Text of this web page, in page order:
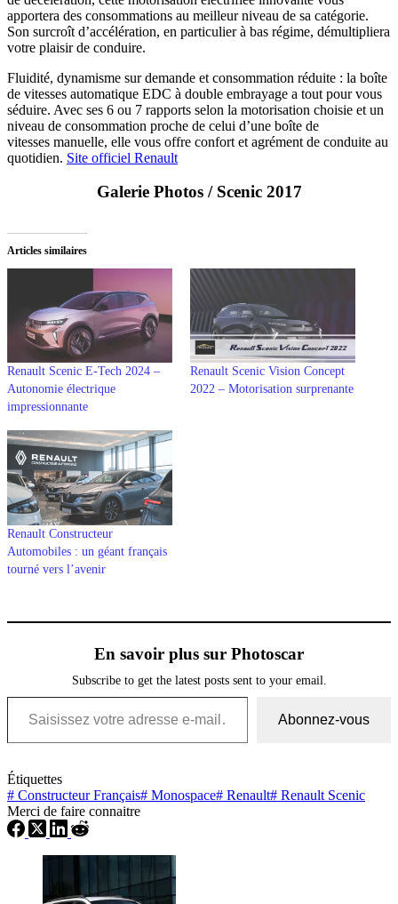
apportera des consommations au meilleur niveau de sa catégorie.
Son surcroît d’accélération, en particulier à bas régime, démultipliera
votre plaisir de conduire.
Fluidité, dynamisme sur demande et consommation réduite : la boîte
de vitesses automatique EDC à double embrayage a tout pour vous
séduire. Avec ses 6 ou 7 rapports selon la motorisation choisie et un
niveau de consommation proche de celui d’une boîte de
vitesses manuelle, elle vous offre confort et agrément de conduite au
quotidien. Site officiel Renault
Galerie Photos / Scenic 2017
Articles similaires
Renault Scenic E-Tech 2024 –
Autonomie électrique
impressionnante
Renault Scenic Vision Concept
2022 – Motorisation surprenante
Renault Constructeur
Automobiles : un géant français
tourné vers l’avenir
En savoir plus sur Photoscar
Subscribe to get the latest posts sent to your email.
Saisissez votre adresse e-mail…
Abonnez-vous
Étiquettes
# Constructeur Français# Monospace# Renault# Renault Scenic
Merci de faire connaitre